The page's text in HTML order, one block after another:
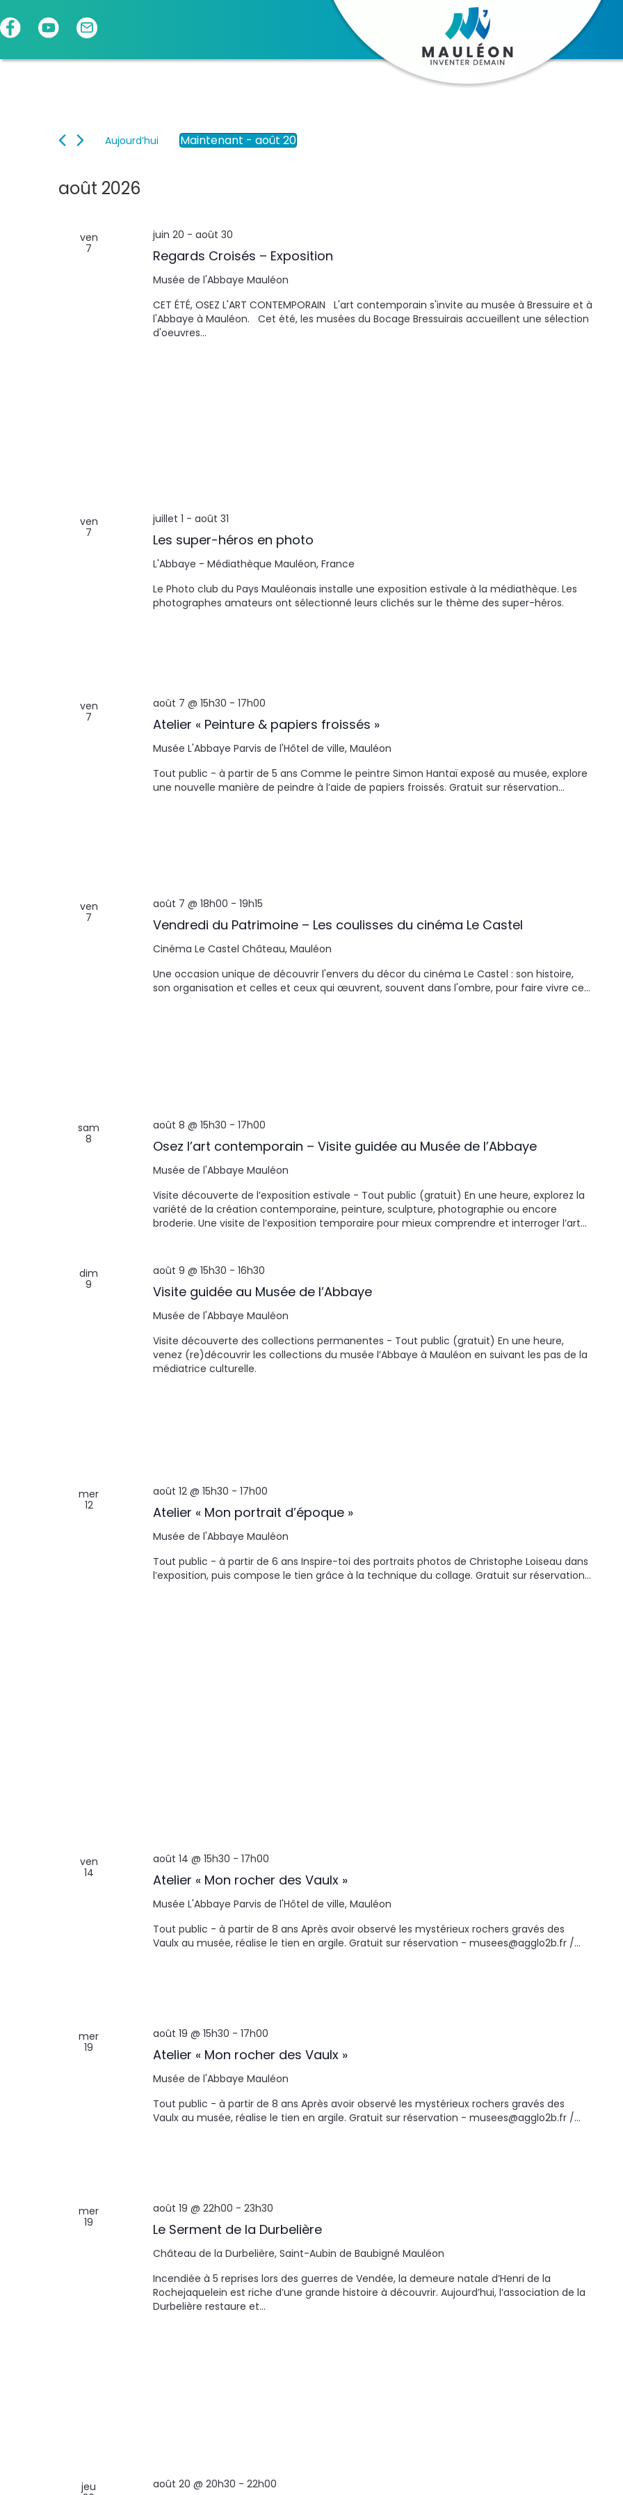
Aujourd’hui Maintenant - août 20
i
o
n
z
u
n
août 2026
ven
7
Regards Croisés – Exposition
juin 20 - août 30
Musée de l'Abbaye Mauléon
CET ÉTÉ, OSEZ L'ART CONTEMPORAIN L'art contemporain s'invite au musée à Bressuire et à
l'Abbaye à Mauléon. Cet été, les musées du Bocage Bressuirais accueillent une sélection
d'oeuvres…
ven
7
Les super-héros en photo
juillet 1 - août 31
L'Abbaye - Médiathèque Mauléon, France
Le Photo club du Pays Mauléonais installe une exposition estivale à la médiathèque. Les
photographes amateurs ont sélectionné leurs clichés sur le thème des super-héros.
ven
7
Atelier « Peinture & papiers froissés »
août 7 @ 15h30 - 17h00
Musée L'Abbaye Parvis de l'Hôtel de ville, Mauléon
Tout public - à partir de 5 ans Comme le peintre Simon Hantaï exposé au musée, explore
une nouvelle manière de peindre à l’aide de papiers froissés. Gratuit sur réservation…
ven
7
Vendredi du Patrimoine – Les coulisses du cinéma Le Castel
août 7 @ 18h00 - 19h15
Cinéma Le Castel Château, Mauléon
Une occasion unique de découvrir l'envers du décor du cinéma Le Castel : son histoire,
son organisation et celles et ceux qui œuvrent, souvent dans l'ombre, pour faire vivre ce…
sam
8
Osez l’art contemporain – Visite guidée au Musée de l’Abbaye
août 8 @ 15h30 - 17h00
Musée de l'Abbaye Mauléon
Visite découverte de l’exposition estivale - Tout public (gratuit) En une heure, explorez la
variété de la création contemporaine, peinture, sculpture, photographie ou encore
broderie. Une visite de l’exposition temporaire pour mieux comprendre et interroger l’art…
dim
9
Visite guidée au Musée de l’Abbaye
août 9 @ 15h30 - 16h30
Musée de l'Abbaye Mauléon
Visite découverte des collections permanentes - Tout public (gratuit) En une heure,
venez (re)découvrir les collections du musée l’Abbaye à Mauléon en suivant les pas de la
médiatrice culturelle.
mer
12
Atelier « Mon portrait d’époque »
août 12 @ 15h30 - 17h00
Musée de l'Abbaye Mauléon
Tout public - à partir de 6 ans Inspire-toi des portraits photos de Christophe Loiseau dans
l’exposition, puis compose le tien grâce à la technique du collage. Gratuit sur réservation…
ven
14
Atelier « Mon rocher des Vaulx »
août 14 @ 15h30 - 17h00
Musée L'Abbaye Parvis de l'Hôtel de ville, Mauléon
Tout public - à partir de 8 ans Après avoir observé les mystérieux rochers gravés des
Vaulx au musée, réalise le tien en argile. Gratuit sur réservation - musees@agglo2b.fr /…
mer
19
Atelier « Mon rocher des Vaulx »
août 19 @ 15h30 - 17h00
Musée de l'Abbaye Mauléon
Tout public - à partir de 8 ans Après avoir observé les mystérieux rochers gravés des
Vaulx au musée, réalise le tien en argile. Gratuit sur réservation - musees@agglo2b.fr /…
mer
19
Le Serment de la Durbelière
août 19 @ 22h00 - 23h30
Château de la Durbelière, Saint-Aubin de Baubigné Mauléon
Incendiée à 5 reprises lors des guerres de Vendée, la demeure natale d’Henri de la
Rochejaquelein est riche d’une grande histoire à découvrir. Aujourd’hui, l’association de la
Durbelière restaure et…
jeu
août 20 @ 20h30 - 22h00